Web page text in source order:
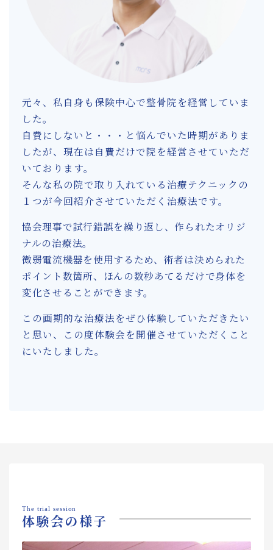
元々、私自身も保険中心で整骨院を経営していま
した。
自費にしないと・・・と悩んでいた時期がありま
したが、現在は自費だけで院を経営させていただ
いております。
そんな私の院で取り入れている治療テクニックの
１つが今回紹介させていただく治療法です。
協会理事で試行錯誤を繰り返し、作られたオリジ
ナルの治療法。
微弱電流機器を使用するため、術者は決められた
ポイント数箇所、ほんの数秒あてるだけで身体を
変化させることができます。
この画期的な治療法をぜひ体験していただきたい
と思い、この度体験会を開催させていただくこと
にいたしました。
The trial session
体験会の様子